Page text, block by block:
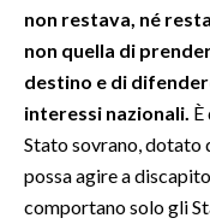
non restava, né
non quella di
destino e di
interessi nazionali.
Stato sovrano, dotato
possa agire a
comportano solo gli